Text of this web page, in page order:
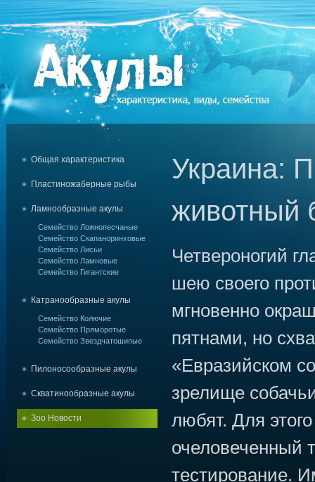
Общая характеристика
Пластиножаберные рыбы
Ламнообразные акулы
Семейство Ложнопесчаные
Семейство Скапаноринховые
Семейство Лисьи
Семейство Ламновые
Семейство Гигантские
Катранообразные акулы
Семейство Колючие
Семейство Пряморотые
Семейство Звездчатошипые
Пилоносообразные акулы
Скватинообразные акулы
Зоо Новости
Украина:
животный
Четвероногий
шею своего
мгновенно
пятнами, но
«Евразийском
зрелище
любят. Для
очеловеченный
тестирование.